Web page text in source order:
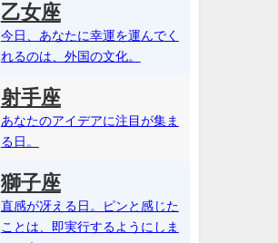
乙女座
今日、あなたに幸運を運んでく
れるのは、外国の文化。
射手座
あなたのアイデアに注目が集ま
る日。
獅子座
直感が冴える日。ピンと感じた
ことは、即実行するようにしま